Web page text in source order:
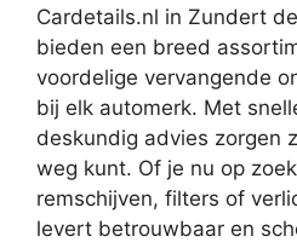
Cardetails.nl in Zundert
bieden een breed
voordelige vervangende
bij elk automerk. Met
deskundig advies zorgen
weg kunt. Of je nu op
remschijven, filters of
levert betrouwbaar en